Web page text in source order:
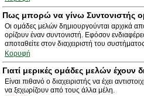
Πως μπορώ να γίνω Συντονιστής
Οι ομάδες μελών δημιουργούνται αρχικά
ορίζουν έναν συντονιστή. Εφόσον
αποταθείτε στον διαχειριστή του
Κορυφή
Γιατί μερικές ομάδες μελών έχουν
Είναι πιθανό ο διαχειριστής να έχει
να ξεχωρίζουν από τους άλλα μέλη.